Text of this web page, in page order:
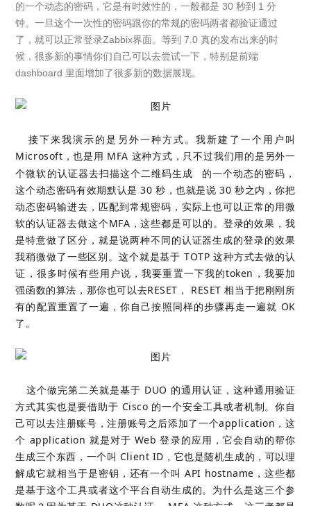
的一个动态的密码，它是有时效性的，一般都是 30 秒到 1 分
钟。一旦这个一次性的密码跟你的常规的密码两者都验证通过
了，就可以正常登录Zabbix界面。等到 7.0 真的发布出来的时
候，很多新的事情你们自己可以去尝试一下，特别是前端
dashboard 里面增加了很多新的数据展现。
接下来我演示的是另外一种方式。我新建了一个用户叫
Microsoft，也是用 MFA 这种方式，只不过我们用的是另外一
个微软的认证器去扫描这个二维码生成
的一个动态的密码，
这个动态密码有效期默认是 30 秒，也就是说 30 秒之内，你把
动态密码输进去，匹配到常规密码，实际上也可以正常的用微
软的认证器去做这个MFA，这些都是可以的。登录的效果，我
是特意做了区分，就是说两种不同的认证器生成的登录的效果
我稍微做了一些区别。这个就是基于 TOTP 这种方式去做的认
证，很多时候有些用户说，我要重置一下我的token，我要加
强函数的算法，那你也可以去RESET， RESET 相当于把刚刚所
有的配置重置了一遍，你自己按照同样的步骤再走一遍就 OK
了。
这个做完第二关就是基于 DUO 的通用认证，这种通用验证
方式其实也是要借助于 Cisco 的一个安全工具或者机制。你自
己可以去注册账号，注册账号之后添加了一个application，这
个 application 就是对于 Web 登录的应用，它会自动的帮你
生成三个东西，一个叫 Client ID，它也是随机生成的，可以理
解成它就相当于是密钥，还有一个叫 API hostname，这些都
是基于这个工具或者这个平台自动生成的。为什么是这三个参